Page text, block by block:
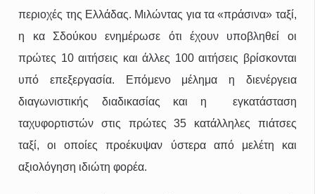
περιοχές της Ελλάδας. Μιλώντας για τα «πράσινα» ταξί,
η κα Σδούκου ενημέρωσε ότι έχουν υποβληθεί οι
πρώτες 10 αιτήσεις και άλλες 100 αιτήσεις βρίσκονται
υπό επεξεργασία. Επόμενο μέλημα η διενέργεια
διαγωνιστικής διαδικασίας και η εγκατάσταση
ταχυφορτιστών στις πρώτες 35 κατάλληλες πιάτσες
ταξί, οι οποίες προέκυψαν ύστερα από μελέτη και
αξιολόγηση ιδιώτη φορέα.